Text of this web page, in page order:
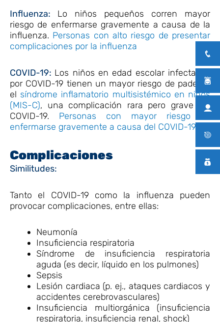
Influenza:
Lo niños pequeños corren mayor
riesgo de enfermarse gravemente a causa de la
influenza. Personas con alto riesgo de presentar
complicaciones por la influenza
COVID-19: Los niños en edad escolar infectados
por COVID-19 tienen un mayor riesgo de padecer
el síndrome inflamatorio multisistémico en niños
(MIS-C), una complicación rara pero grave del
COVID-19. Personas con mayor riesgo de
enfermarse gravemente a causa del COVID-19
Complicaciones
Similitudes:
Tanto el COVID-19 como la influenza pueden
provocar complicaciones, entre ellas:
Neumonía
Insuficiencia respiratoria
Síndrome de insuficiencia respiratoria
aguda (es decir, líquido en los pulmones)
Sepsis
Lesión cardiaca (p. ej., ataques cardiacos y
accidentes cerebrovasculares)
Insuficiencia multiorgánica (insuficiencia
respiratoria, insuficiencia renal, shock)